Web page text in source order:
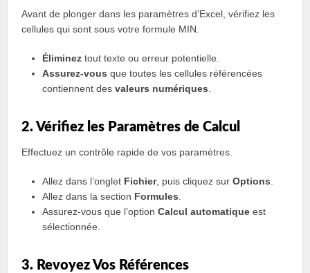
Avant de plonger dans les paramètres d’Excel, vérifiez les
cellules qui sont sous votre formule MIN.
Éliminez tout texte ou erreur potentielle.
Assurez-vous que toutes les cellules référencées
contiennent desvaleurs numériques
2. Vérifiez les Paramètres de Calcul
Effectuez un contrôle rapide de vos paramètres.
Allez dans l’onglet Fichier, puis cliquez surOptions
Allez dans la section Formules
Assurez-vous que l’optionCalcul automatique est
sélectionnée.
3. Revoyez Vos Références